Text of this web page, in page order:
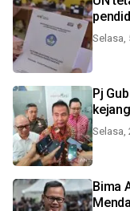
Selasa,
Pj
Selasa,
Bima